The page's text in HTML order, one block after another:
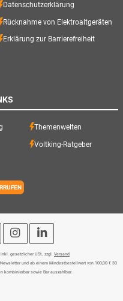
Datenschutzerklärung
Rücknahme von Elektroaltgeräten
Erklärung zur Barrierefreiheit
Themenwelten
Voltking-Ratgeber
gesetzlicher USt., zzgl. Versand
und ab einem Mindestbestellwert von 100,00 € 30
kombinierbar sowie Bar auszahlbar.